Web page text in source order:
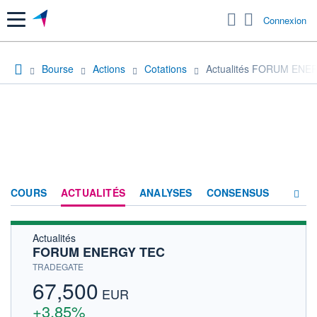
Menu Connexion
Bourse Actions Cotations Actualités FORUM
COURS ACTUALITÉS ANALYSES CONSENSUS
Actualités
FORUM ENERGY TEC
TRADEGATE
67,500 EUR
+3,85%